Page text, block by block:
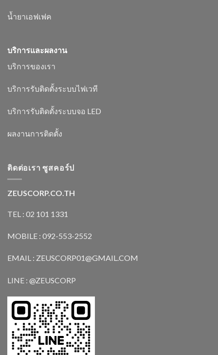
น้ำยาเอฟเฟค
บริการและผลงาน
บริการของเรา
บริการรับติดตั้งระบบไฟเวที
บริการรับติดตั้งระบบจอ LED
ผลงานการติดตั้ง
ติดต่อเรา ซูสคอร์ป
ZEUSCORP.CO.TH
TEL : 02 101 1331
MOBILE : 092-553-2552
EMAIL : ZEUSCORP01@GMAIL.COM
LINE : @ZEUSCORP